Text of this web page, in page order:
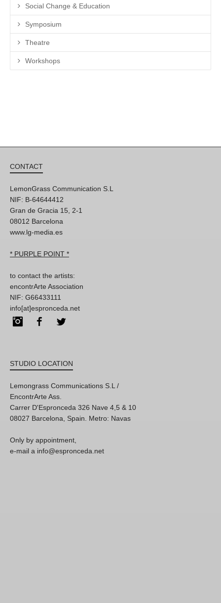
Social Change & Education
Symposium
Theatre
Workshops
CONTACT
LemonGrass Communication S.L
NIF: B-64644412
Gran de Gracia 15, 2-1
08012 Barcelona
www.lg-media.es
* PURPLE POINT *
to contact the artists:
encontrArte Association
NIF: G66433111
info[at]espronceda.net
InstagramFacebook
STUDIO LOCATION
Lemongrass Communications S.L /
EncontrArte Ass.
Carrer D'Espronceda 326 Nave 4,5 & 10
08027 Barcelona, Spain. Metro: Navas
Only by appointment,
e-mail a info@espronceda.net